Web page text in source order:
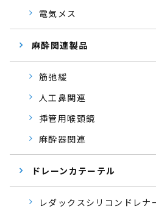
電気メス
麻酔関連製品
筋弛緩
人工鼻関連
挿管用喉頭鏡
麻酔器関連
ドレーンカテーテル
レダックスシリコンドレナ